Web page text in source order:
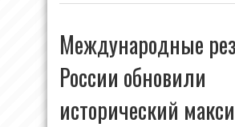
Международные
России обновили
исторический